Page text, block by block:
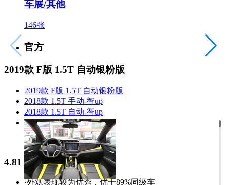
车展/其他
146张
官方
2019款 F版 1.5T 自动银粉版
2019款 F版 1.5T 自动银粉版
2018款 1.5T 手动-智up
2018款 1.5T 自动-智up
2018款 1.5T 自动-傲up
黑色/黄色
4.81
·外观表现较为优秀，优于89%同级车